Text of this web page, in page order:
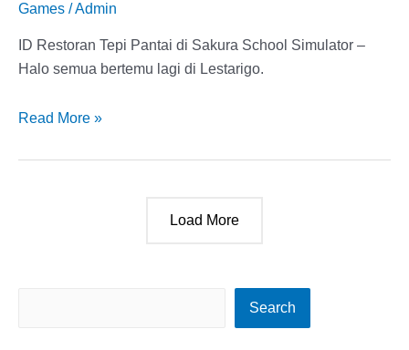
Games /Admin
ID Restoran Tepi Pantai di Sakura School Simulator –
Halo semua bertemu lagi di Lestarigo.
ID
Tepi
Read More »
Load More
Search